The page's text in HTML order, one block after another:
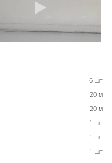
6 шт
20 м
20 м
1 шт
1 шт
1 шт